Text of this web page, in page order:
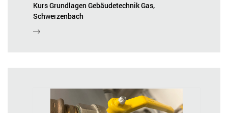
Kurs Grundlagen Gebäudetechnik Gas,
Schwerzenbach